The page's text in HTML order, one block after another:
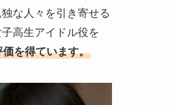
な人々を引き寄せる
高生アイドル役を
を得ています。